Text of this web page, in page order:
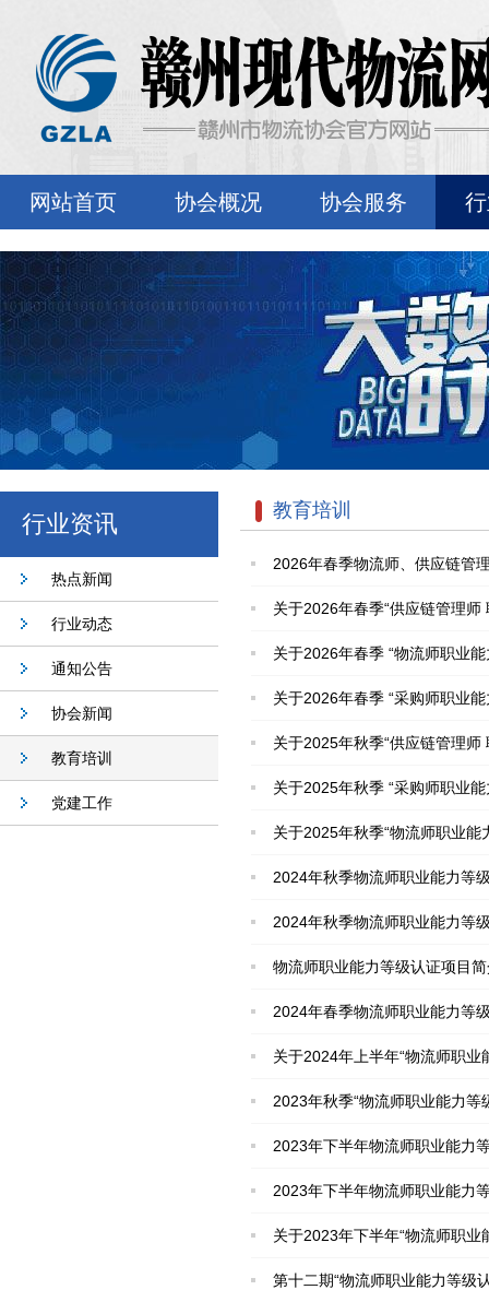
网站首页 协会概况 协会服务
行业资讯
热点新闻
行业动态
通知公告
协会新闻
教育培训
党建工作
教育培训
2026年春季物流师、供应链管
关于2026年春季“供应链管理
关于2026年春季 “物流师职业
关于2026年春季 “采购师职业
关于2025年秋季“供应链管理
关于2025年秋季 “采购师职业
关于2025年秋季“物流师职业能
2024年秋季物流师职业能力等
2024年秋季物流师职业能力等
物流师职业能力等级认证项目
2024年春季物流师职业能力等
关于2024年上半年“物流师职业
2023年秋季“物流师职业能力
2023年下半年物流师职业能力
2023年下半年物流师职业能力
关于2023年下半年“物流师职业
第十二期“物流师职业能力等级